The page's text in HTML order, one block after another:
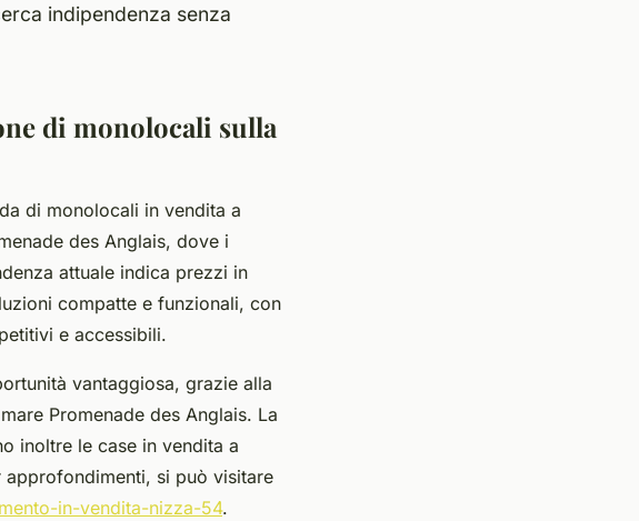
indipendenza senza
di monolocali sulla
di monolocali in vendita a
des Anglais, dove i
attuale indica prezzi in
compatte e funzionali, con
e accessibili.
vantaggiosa, grazie alla
Promenade des Anglais. La
inoltre le case in vendita a
si può visitare
in-vendita-nizza-54.